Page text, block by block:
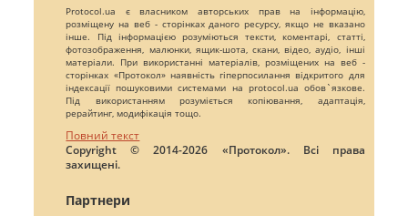
Protocol.ua є власником авторських прав на інформацію,
розміщену на веб - сторінках даного ресурсу, якщо не вказано
інше. Під інформацією розуміються тексти, коментарі, статті,
фотозображення, малюнки, ящик-шота, скани, відео, аудіо, інші
матеріали. При використанні матеріалів, розміщених на веб -
сторінках «Протокол» наявність гіперпосилання відкритого для
індексації пошуковими системами на protocol.ua обов`язкове.
Під використанням розуміється копіювання, адаптація,
рерайтинг, модифікація тощо.
Повний текст
Copyright © 2014-2026 «Протокол». Всі права
захищені.
Партнери